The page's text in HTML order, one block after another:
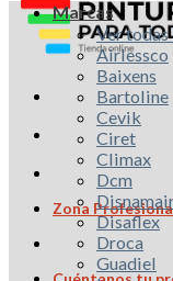
Zona
Marcas
Ver todas
Airlessco
Baixens
Bartoline
Cevik
Ciret
Climax
Dcm
Disaflex
Droca
Guadiel